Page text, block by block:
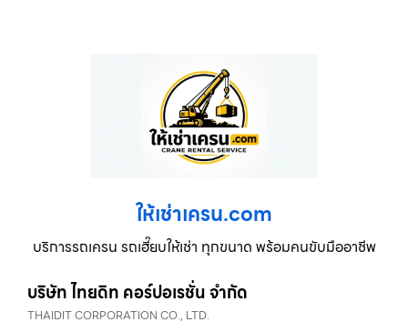
ให้เช่าเครน.com
บริการรถเครน รถเฮี๊ยบให้เช่า ทุกขนาด พร้อมคนขับมืออาชีพ
บริษัท ไทยดิท คอร์ปอเรชั่น จำกัด
THAIDIT CORPORATION CO., LTD.